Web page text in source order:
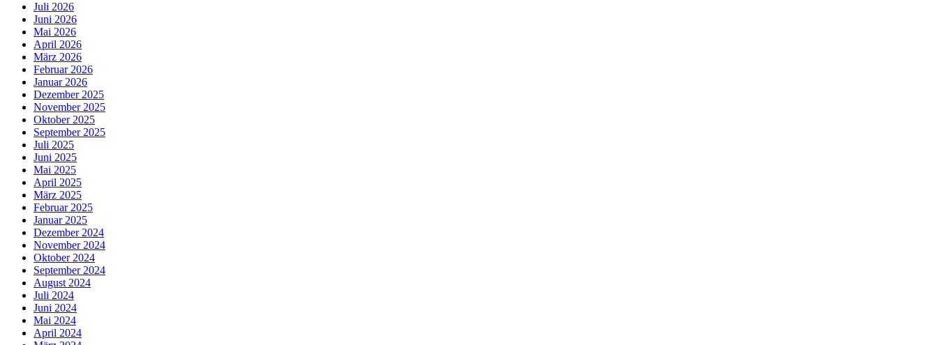
Juli 2026
Juni 2026
Mai 2026
April 2026
März 2026
Februar 2026
Januar 2026
Dezember 2025
November 2025
Oktober 2025
September 2025
Juli 2025
Juni 2025
Mai 2025
April 2025
März 2025
Februar 2025
Januar 2025
Dezember 2024
November 2024
Oktober 2024
September 2024
August 2024
Juli 2024
Juni 2024
Mai 2024
April 2024